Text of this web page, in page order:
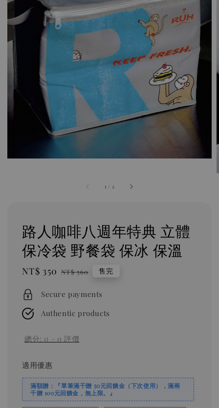
1 / 2
路人咖啡八週年特典 立體
保冷袋 野餐袋 保冰 保溫
Sale
NT$ 350 Regular
NT$ 560 售完
Secure payments
Authentic products
總分: 0 - 0 評價
適用優惠
滿額贈：『單筆滿千贈 50元回饋金（下次使用），滿兩
千贈 100元回饋金，無上限。』